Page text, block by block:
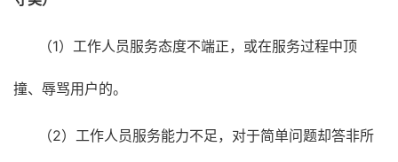
（1）工作人员服务态度不端正，或在服务过程中顶
撞、辱骂用户的。
（2）工作人员服务能力不足，对于简单问题却答非所